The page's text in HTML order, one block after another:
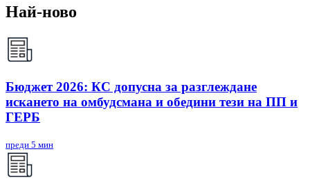
Най-ново
Бюджет 2026: КС допусна за разглеждане
искането на омбудсмана и обедини тези на ПП и
ГЕРБ
преди 5 мин